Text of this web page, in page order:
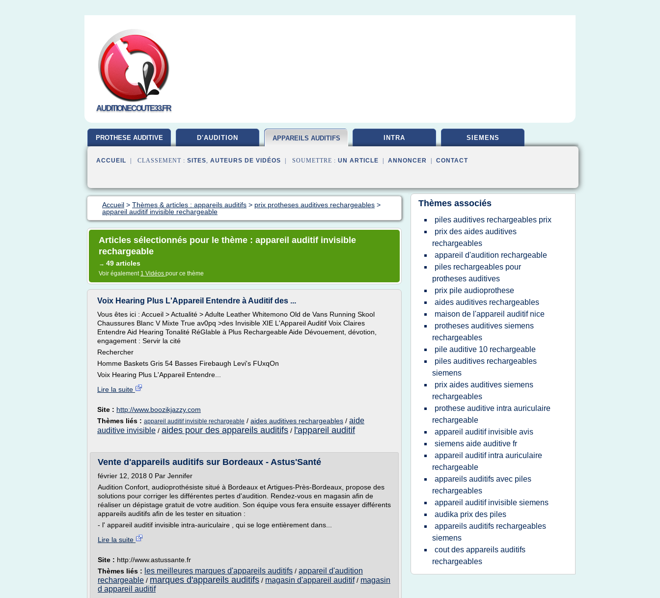
AUDITIONECOUTE33.FR
PROTHESE AUDITIVE D'AUDITION APPAREILS AUDITIFS INTRA SIEMENS
ACCUEIL | CLASSEMENT : SITES, AUTEURS DE VIDÉOS | SOUMETTRE : UN ARTICLE ANNONCER CONTACT
Accueil > Thèmes & articles : appareils auditifs > prix protheses auditives rechargeables >
appareil auditif invisible rechargeable
Articles sélectionnés pour le thème : appareil auditif invisible
rechargeable
→ 49 articles
Voir également 1 Vidéos pour ce thème
Voix Hearing Plus L'Appareil Entendre à Auditif des ...
Vous êtes ici : Accueil > Actualité > Adulte Leather Whitemono Old de Vans Running Skool
Chaussures Blanc V Mixte True av0pq >des Invisible XIE L'Appareil Auditif Voix Claires
Entendre Aid Hearing Tonalité RéGlable à Plus Rechargeable Aide Dévouement, dévotion,
engagement : Servir la cité
Rechercher
Homme Baskets Gris 54 Basses Firebaugh Levi's FUxqOn
Voix Hearing Plus L'Appareil Entendre...
Lire la suite
Site : http://www.boozikjazzy.com
Thèmes liés : appareil auditif invisible rechargeable / aides auditives rechargeables / aide
auditive invisible / aides pour des appareils auditifs / l'appareil auditif
Vente d'appareils auditifs sur Bordeaux - Astus'Santé
février 12, 2018 0 Par Jennifer
Audition Confort, audioprothésiste situé à Bordeaux et Artigues-Près-Bordeaux, propose des
solutions pour corriger les différentes pertes d'audition. Rendez-vous en magasin afin de
réaliser un dépistage gratuit de votre audition. Son équipe vous fera ensuite essayer différents
appareils auditifs afin de les tester en situation :
- l' appareil auditif invisible intra-auriculaire , qui se loge entièrement dans...
Lire la suite
Site : http://www.astussante.fr
Thèmes liés : les meilleures marques d'appareils auditifs / appareil d'audition
rechargeable / marques d'appareils auditifs / magasin d'appareil auditif/ magasin
d appareil auditif
Thèmes associés
piles auditives rechargeables prix
prix des aides auditives
rechargeables
appareil d'audition rechargeable
piles rechargeables pour
protheses auditives
prix pile audioprothese
aides auditives rechargeables
maison de l'appareil auditif nice
protheses auditives siemens
rechargeables
pile auditive 10 rechargeable
piles auditives rechargeables
siemens
prix aides auditives siemens
rechargeables
prothese auditive intra auriculaire
rechargeable
appareil auditif invisible avis
siemens aide auditive fr
appareil auditif intra auriculaire
rechargeable
appareils auditifs avec piles
rechargeables
appareil auditif invisible siemens
audika prix des piles
appareils auditifs rechargeables
siemens
cout des appareils auditifs
rechargeables